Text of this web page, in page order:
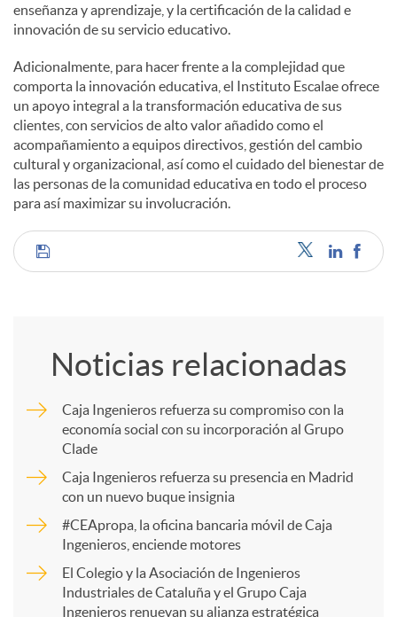
enseñanza y aprendizaje, y la certificación de la calidad e
innovación de su servicio educativo.
Adicionalmente, para hacer frente a la complejidad que
comporta la innovación educativa, el Instituto Escalae ofrece
un apoyo integral a la transformación educativa de sus
clientes, con servicios de alto valor añadido como el
acompañamiento a equipos directivos, gestión del cambio
cultural y organizacional, así como el cuidado del bienestar de
las personas de la comunidad educativa en todo el proceso
para así maximizar su involucración.
C
m
r
Noticias relacionadas
Caja Ingenieros refuerza su compromiso con la
economía social con su incorporación al Grupo
Clade
Caja Ingenieros refuerza su presencia en Madrid
con un nuevo buque insignia
#CEApropa, la oficina bancaria móvil de Caja
Ingenieros, enciende motores
El Colegio y la Asociación de Ingenieros
Industriales de Cataluña y el Grupo Caja
Ingenieros renuevan su alianza estratégica